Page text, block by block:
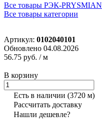
Все товары РЭК-PRYSMIAN
Все товары категории
Артикул: 0102040101
Обновлено 04.08.2026
56.75 руб. / м
В корзину
Есть в наличии (3720 м)
Рассчитать доставку
Нашли дешевле?